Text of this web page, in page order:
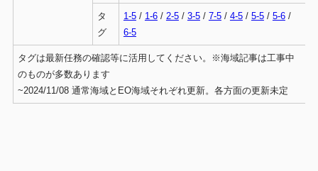
タ
グ
1-5/ 1-6/ 2-5/ 3-5/ 7-5/ 4-5/ 5-5/ 5-6/
6-5
タグは最新任務の確認等に活用してください。※海域記事は工事中
のものが多数あります
~2024/11/08 通常海域とEO海域それぞれ更新。各方面の更新未定